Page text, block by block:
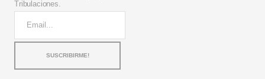
Tribulaciones.